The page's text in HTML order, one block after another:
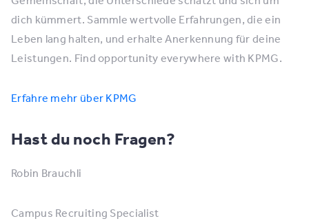
dich kümmert. Sammle wertvolle Erfahrungen, die ein
Leben lang halten, und erhalte Anerkennung für deine
Leistungen. Find opportunity everywhere with KPMG.
Erfahre mehr über KPMG
Hast du noch Fragen?
Robin Brauchli
Campus Recruiting Specialist